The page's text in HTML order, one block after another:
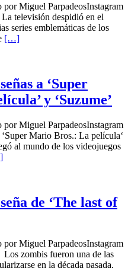
Miguel ParpadeosInstagram
televisión despidió en el
series emblemáticas de los
[…]
a ‘Super
y ‘Suzume’
Miguel ParpadeosInstagram
Mario Bros.: La película‘
al mundo de los videojuegos
de ‘The last of
Miguel ParpadeosInstagram
zombis fueron una de las
en la década pasada.